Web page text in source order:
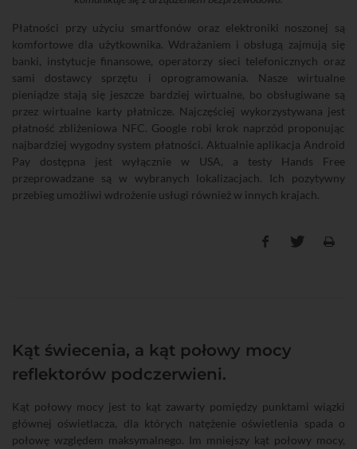
Płatności przy użyciu smartfonów oraz elektroniki noszonej są
komfortowe dla użytkownika. Wdrażaniem i obsługą zajmują się
banki, instytucje finansowe, operatorzy sieci telefonicznych oraz
sami dostawcy sprzętu i oprogramowania. Nasze wirtualne
pieniądze stają się jeszcze bardziej wirtualne, bo obsługiwane są
przez wirtualne karty płatnicze. Najczęściej wykorzystywana jest
płatność zbliżeniowa NFC. Google robi krok naprzód proponując
najbardziej wygodny system płatności. Aktualnie aplikacja Android
Pay dostępna jest wyłącznie w USA, a testy Hands Free
przeprowadzane są w wybranych lokalizacjach. Ich pozytywny
przebieg umożliwi wdrożenie usługi również w innych krajach.
Kąt świecenia, a kąt połowy mocy
reflektorów podczerwieni.
Kąt połowy mocy jest to kąt zawarty pomiędzy punktami wiązki
głównej oświetlacza, dla których natężenie oświetlenia spada o
połowę względem maksymalnego. Im mniejszy kąt połowy mocy,